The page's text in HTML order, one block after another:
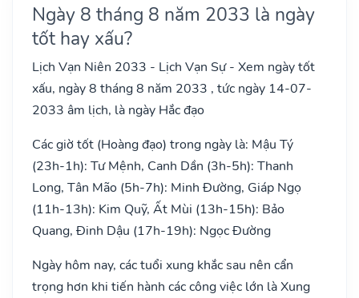
Ngày 8 tháng 8 năm 2033 là ngày
tốt hay xấu?
Lịch Vạn Niên 2033 - Lịch Vạn Sự - Xem ngày tốt
xấu, ngày 8 tháng 8 năm 2033 , tức ngày 14-07-
2033 âm lịch, là ngày Hắc đạo
Các giờ tốt (Hoàng đạo) trong ngày là: Mậu Tý
(23h-1h): Tư Mệnh, Canh Dần (3h-5h): Thanh
Long, Tân Mão (5h-7h): Minh Đường, Giáp Ngọ
(11h-13h): Kim Quỹ, Ất Mùi (13h-15h): Bảo
Quang, Đinh Dậu (17h-19h): Ngọc Đường
Ngày hôm nay, các tuổi xung khắc sau nên cẩn
trọng hơn khi tiến hành các công việc lớn là Xung